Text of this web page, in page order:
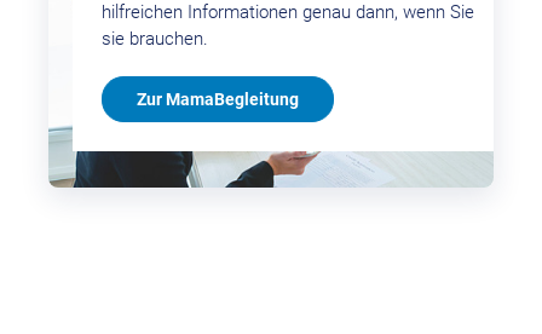
hilfreichen Informationen genau dann, wenn Sie
sie brauchen.
Zur MamaBegleitung